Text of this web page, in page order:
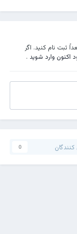
ثبت نام کنید. اگر
اکنون وارد شوید.
کنندگان 0